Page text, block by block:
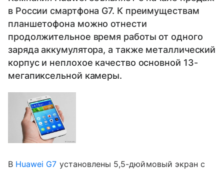
в России смартфона G7. К преимуществам
планшетофона можно отнести
продолжительное время работы от одного
заряда аккумулятора, а также металлический
корпус и неплохое качество основной 13-
мегапиксельной камеры.
В Huawei G7 установлены 5,5-дюймовый экран с